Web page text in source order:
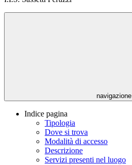
navigazione
Indice pagina
Tipologia
Dove si trova
Modalità di accesso
Descrizione
Servizi presenti nel luogo